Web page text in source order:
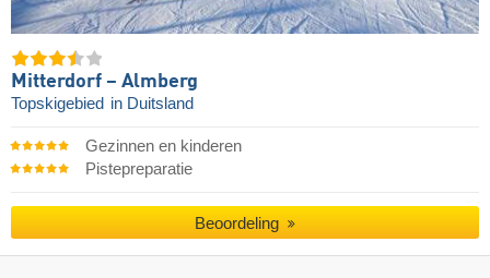
Mitterdorf – Almberg
Topskigebied in Duitsland
Gezinnen en kinderen
Pistepreparatie
Beoordeling